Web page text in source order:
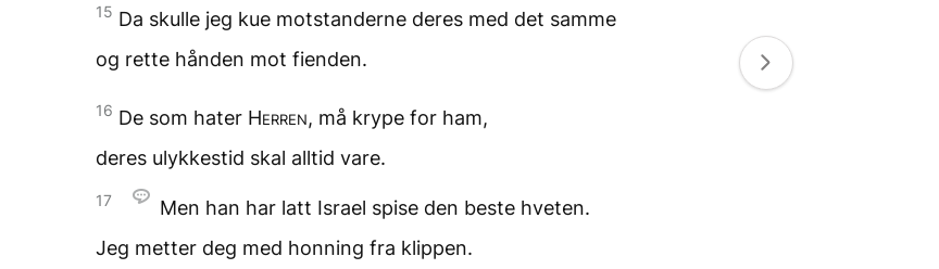
15 Da skulle jeg kue motstanderne deres med det samme
og rette hånden mot fienden.
16 De som hater Herren, må krype for ham,
deres ulykkestid skal alltid vare.
17 Men han har latt Israel spise den beste hveten.
Jeg metter deg med honning fra klippen.